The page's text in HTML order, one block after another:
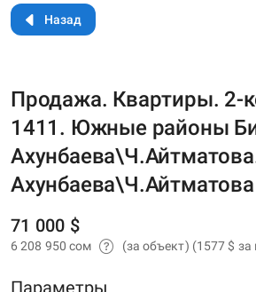
Назад
Продажа. Квартиры. 2-
1411. Южные районы
Ахунбаева\Ч.Айтматова
71 000 $
6 208 950 сом (за объект) (1577 $ за
Параметры